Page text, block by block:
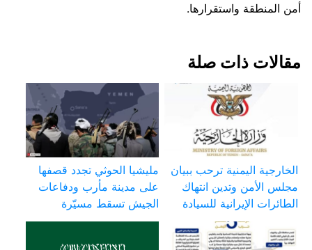
أمن المنطقة واستقرارها.
مقالات ذات صلة
الخارجية اليمنية ترحب ببيان
مجلس الأمن وتدين انتهاك
الطائرات الإيرانية للسيادة
مليشيا الحوثي تجدد قصفها
على مدينة مأرب ودفاعات
الجيش تسقط مسيّرة